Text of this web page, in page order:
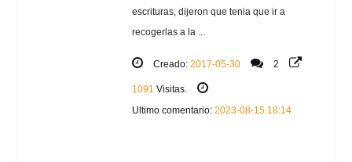
escrituras, dijeron que tenia que ir a
recogerlas a la ...
Creado: 2017-05-30 2
1091 Visitas.
Ultimo comentario: 2023-08-15 18:14